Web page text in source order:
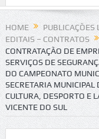
HOME PUBLICAÇÕES
EDITAIS – CONTRATOS
CONTRATAÇÃO DE
SERVIÇOS DE
DO CAMPEONATO
SECRETARIA
CULTURA, DESPORTO E
VICENTE DO SUL